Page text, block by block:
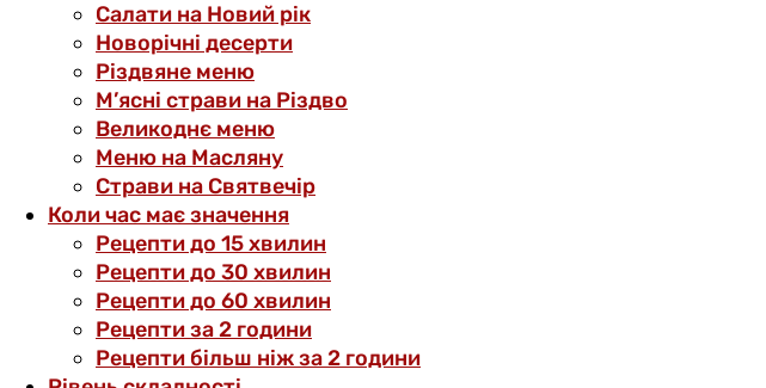
Салати на Новий рік
Новорічні десерти
Різдвяне меню
М’ясні страви на Різдво
Великоднє меню
Меню на Масляну
Страви на Святвечір
Коли час має значення
Рецепти до 15 хвилин
Рецепти до 30 хвилин
Рецепти до 60 хвилин
Рецепти за 2 години
Рецепти більш ніж за 2 години